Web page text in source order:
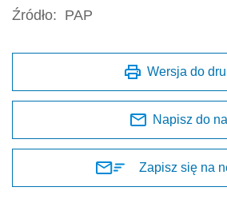
Źródło: PAP
Wersja do
Napisz do
Zapisz się na